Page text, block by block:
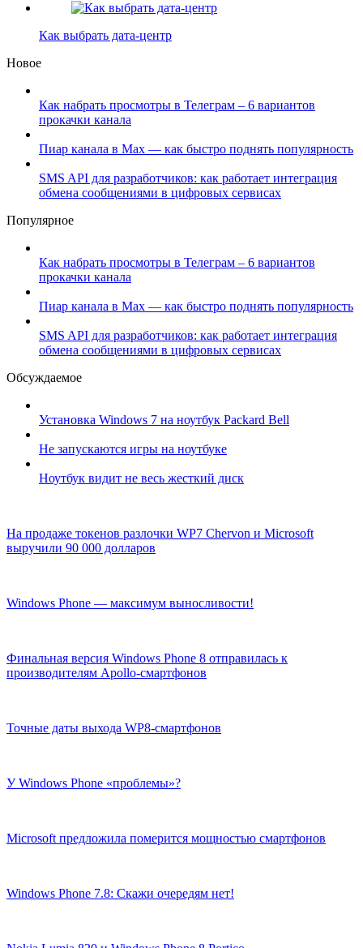
Как выбрать дата-центр
Новое
Как набрать просмотры в Телеграм – 6 вариантов
прокачки канала
Пиар канала в Max — как быстро поднять популярность
SMS API для разработчиков: как работает интеграция
обмена сообщениями в цифровых сервисах
Популярное
Как набрать просмотры в Телеграм – 6 вариантов
прокачки канала
Пиар канала в Max — как быстро поднять популярность
SMS API для разработчиков: как работает интеграция
обмена сообщениями в цифровых сервисах
Обсуждаемое
Установка Windows 7 на ноутбук Packard Bell
Не запускаются игры на ноутбуке
Ноутбук видит не весь жесткий диск
На продаже токенов разлочки WP7 Chervon и Microsoft
выручили 90 000 долларов
Windows Phone — максимум выносливости!
Финальная версия Windows Phone 8 отправилась к
производителям Apollo-смартфонов
Точные даты выхода WP8-смартфонов
У Windows Phone «проблемы»?
Microsoft предложила померится мощностью смартфонов
Windows Phone 7.8: Скажи очередям нет!